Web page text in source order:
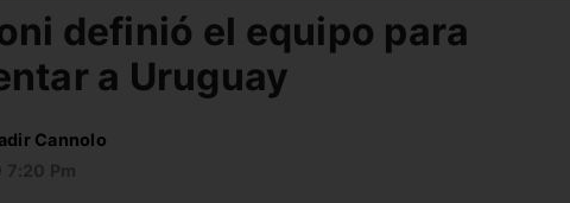
definió el equipo para
a Uruguay
Cannolo